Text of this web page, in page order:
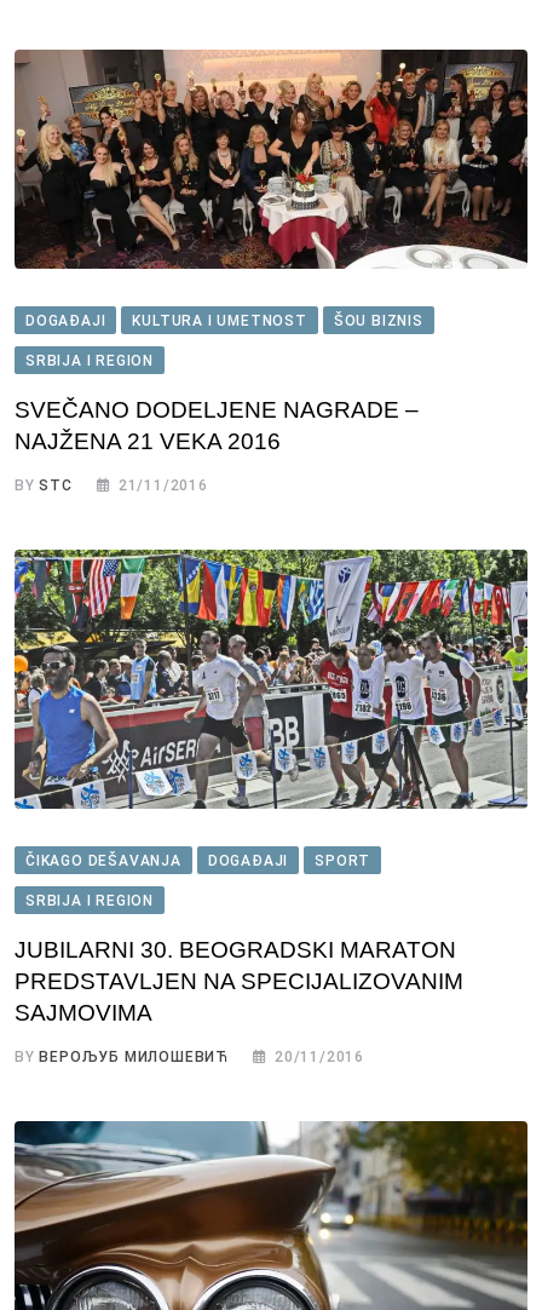
DOGAĐAJI KULTURA I UMETNOST ŠOU BIZNIS
SRBIJA I REGION
SVEČANO DODELJENE NAGRADE –
NAJŽENA 21 VEKA 2016
BYSTC 21/11/2016
ČIKAGO DEŠAVANJA DOGAĐAJI SPORT
SRBIJA I REGION
JUBILARNI 30. BEOGRADSKI MARATON
PREDSTAVLJEN NA SPECIJALIZOVANIM
SAJMOVIMA
BYВЕРОЉУБ МИЛОШЕВИЋ 20/11/2016